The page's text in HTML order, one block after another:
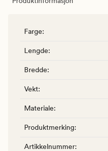
Farge:
Lengde:
Bredde:
Vekt:
Materiale:
Produktmerking:
Artikkelnummer: